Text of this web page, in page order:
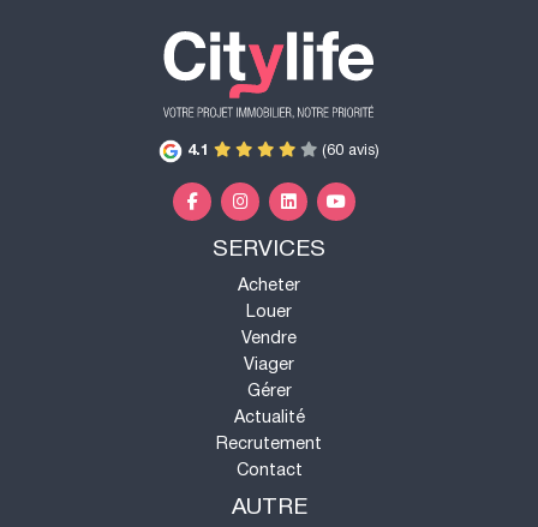
4.1 (60 avis)
SERVICES
Acheter
Louer
Vendre
Viager
Gérer
Actualité
Recrutement
Contact
AUTRE